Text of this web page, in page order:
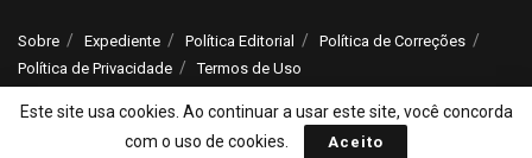
Sobre Expediente Política Editorial
Política de Correções
Política de Privacidade
Termos de Uso
© 2025 Jornal da Tarde
- Notícias do Brasil e do mundo - ISSN: 1516-294X -
Este site usa cookies. Ao continuar a usar este site, você concorda
com o uso de cookies.
Aceito